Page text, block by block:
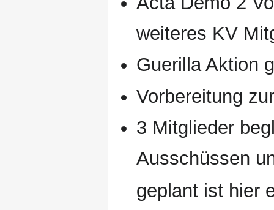
weiteres KV
Guerilla Aktion
Vorbereitung
3 Mitglieder
Ausschüssen
geplant ist hier